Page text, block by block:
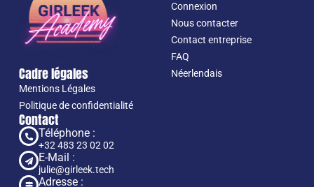
Cadre légales
Mentions Légales
Politique de confidentialité
Connexion
Nous contacter
Contact entreprise
FAQ
Néerlendais
Contact
Téléphone :
+32 483 23 02 02
E-Mail :
julie@girleek.tech
Adresse :